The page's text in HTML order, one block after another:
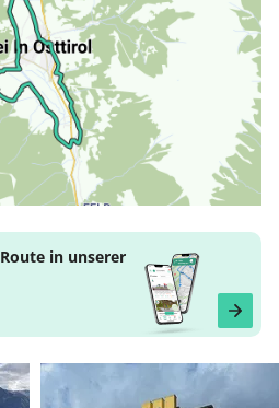
in unserer